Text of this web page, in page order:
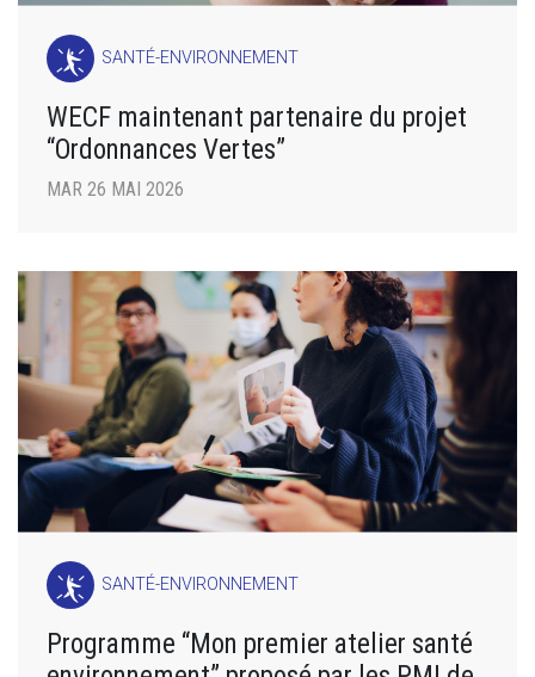
SANTÉ-ENVIRONNEMENT
WECF maintenant partenaire du projet
“Ordonnances Vertes”
MAR 26 MAI 2026
SANTÉ-ENVIRONNEMENT
Programme “Mon premier atelier santé